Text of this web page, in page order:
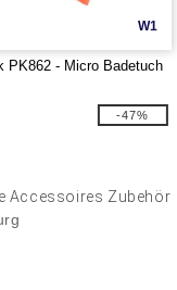
W1
PK862 - Micro Badetuch
-47%
Accessoires Zubehör